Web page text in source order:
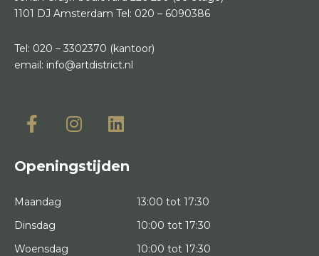
1101 DJ Amsterdam Tel: 020 – 6090386
Tel: 020 – 3302370 (kantoor)
email: info@artdistrict.nl
Openingstijden
Maandag
13:00 tot 17:30
Dinsdag
10:00 tot 17:30
Woensdag
10:00 tot 17:30